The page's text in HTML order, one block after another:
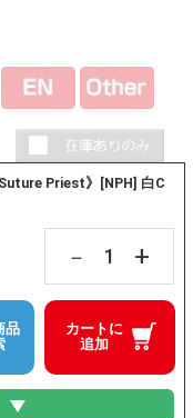
Priest》[NPH] 白C
－ +
カートに
追加
品